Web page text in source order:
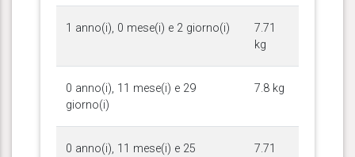
1 anno(i), 0 mese(i) e 2 giorno(i)
7.71
kg
0 anno(i), 11 mese(i) e 29
giorno(i)
7.8 kg
0 anno(i), 11 mese(i) e 25
7.71